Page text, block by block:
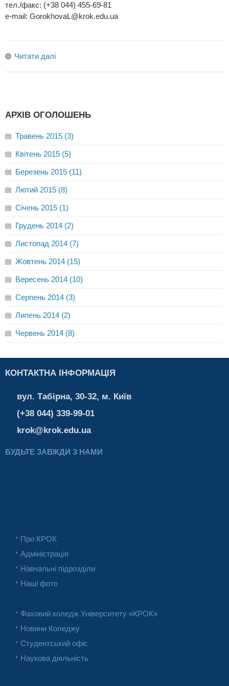
тел./факс: (+38 044) 455-69-81
e-mail: GorokhovaL@krok.edu.ua
Читати далі
АРХІВ ОГОЛОШЕНЬ
Травень 2015 (3)
Квітень 2015 (5)
Березень 2015 (11)
Лютий 2015 (8)
Січень 2015 (1)
Грудень 2014 (2)
Листопад 2014 (7)
Жовтень 2014 (15)
Вересень 2014 (10)
Серпень 2014 (3)
Липень 2014 (2)
Червень 2014 (8)
КОНТАКТНА ІНФОРМАЦІЯ
вул. Табірна, 30-32, м. Київ
(+38 044) 339-99-01
krok@krok.edu.ua
БУДЬТЕ ЗАВЖДИ З НАМИ
Про КРОК
Адміністрація
Навчальні підрозділи
Наші фото
Фаховий коледж Університету «КРОК»
Новини Коледжу
Студентський офіс
Наукова діяльність